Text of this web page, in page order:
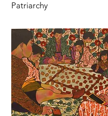
Patriarchy